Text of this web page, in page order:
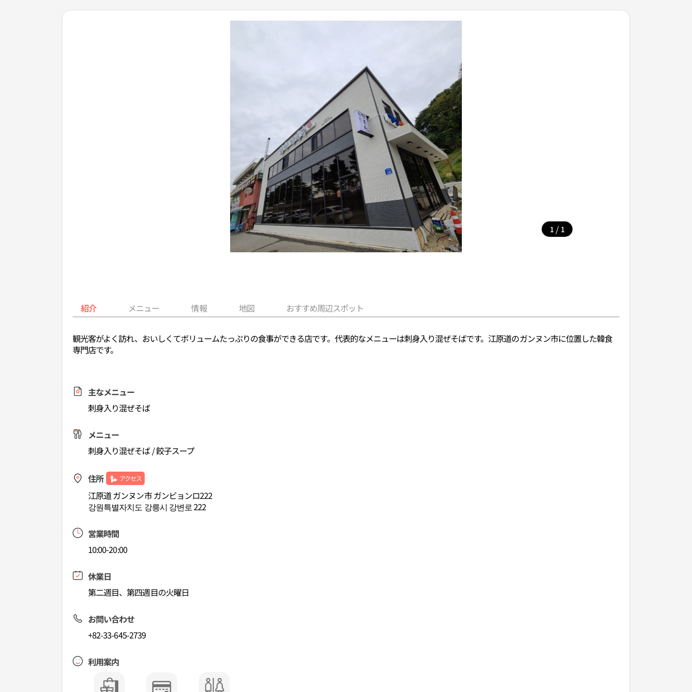
1 / 1
紹介 メニュー 情報 地図 おすすめ周辺スポット
観光客がよく訪れ、おいしくてボリュームたっぷりの食事ができる店です。代表的なメニューは刺身入り混ぜそばです。江原道のガンヌン市に位置した韓食
専門店です。
主なメニュー
刺身入り混ぜそば
メニュー
刺身入り混ぜそば / 餃子スープ
住所 アクセス
江原道 ガンヌン市 ガンビョンロ222
강원특별자치도 강릉시 강변로 222
営業時間
10:00-20:00
休業日
第二週目、第四週目の火曜日
お問い合わせ
+82-33-645-2739
利用案内